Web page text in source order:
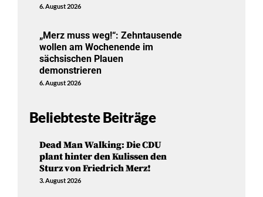
6. August 2026
„Merz muss weg!“: Zehntausende
wollen am Wochenende im
sächsischen Plauen
demonstrieren
6. August 2026
Beliebteste Beiträge
Dead Man Walking: Die CDU
plant hinter den Kulissen den
Sturz von Friedrich Merz!
3. August 2026